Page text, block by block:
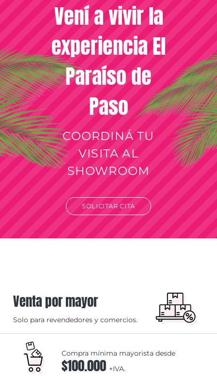
Vení a vivir la
experiencia El
Paraíso de
Paso
COORDINÁ TU
VISITA AL
SHOWROOM
SOLICITAR CITA
Venta por mayor
Solo para revendedores y comercios.
Compra mínima mayorista desde
$100.000 +IVA.